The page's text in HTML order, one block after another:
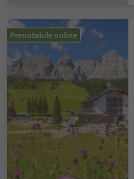
Prenotabile online